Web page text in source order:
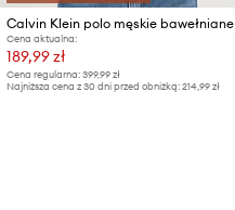
Calvin Klein polo męskie bawełniane
Cena aktualna:
189,99 zł
Cena regularna:399,99 zł
Najniższa cena z 30 dni przed obniżką:214,99 zł